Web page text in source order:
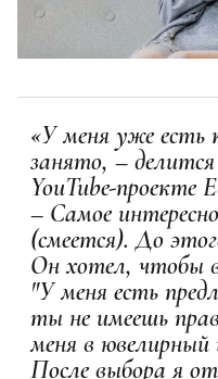
«У меня уже есть
занято, –
YouTube-проекте
– Самое
(смеется). До
Он хотел, чтобы
"У меня есть
ты не имеешь
меня в ювелирный
После выбора я